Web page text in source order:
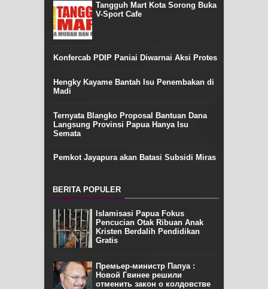
Tangguh Mart Kota Sorong Buka
V-Sport Cafe
Konfercab PDIP Paniai Diwarnai Aksi Protes
Hengky Kayame Bantah Isu Penembakan di
Madi
Ternyata Blangko Proposal Bantuan Dana
Langsung Provinsi Papua Hanya Isu
Semata
Pemkot Jayapura akan Batasi Subsidi Miras
BERITA POPULER
Islamisasi Papua Fokus
Pencucian Otak Ribuan Anak
Kristen Berdalih Pendidikan
Gratis
Премьер-министр Папуа :
Новой Гвинее решили
отменить закон о колдовстве